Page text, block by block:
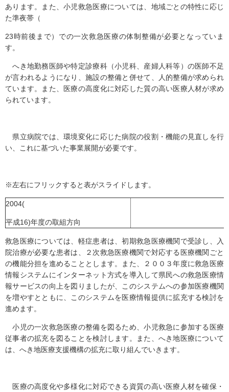
あります。また、小児救急医療については、地域ごとの特性に応じ
た準夜帯（
23時前後まで）での一次救急医療の体制整備が必要となっていま
す。
へき地勤務医師や特定診療科（小児科、産婦人科等）の医師不足
が言われるようになり、施設の整備と併せて、人的整備が求められ
ています。また、医療の高度化に対応した質の高い医療人材が求め
られています。
県立病院では、環境変化に応じた病院の役割・機能の見直しを行
い、これに基づいた事業展開が必要です。
※左右にフリックすると表がスライドします。
2004(
平成16)年度の取組方向
救急医療については、軽症患者は、初期救急医療機関で受診し、入
院治療が必要な患者は、２次救急医療機関で対応する医療機関ごと
の機能分担を進めることとします。また、２００３年度に救急医療
情報システムにインターネット方式を導入して県民への救急医療情
報サービスの向上を図りましたが、このシステムへの参加医療機関
を増やすとともに、このシステムを医療情報提供に拡充する検討を
進めます。
小児の一次救急医療の整備を図るため、小児救急に参加する医療
従事者の拡充を図ることを検討します。また、へき地医療について
は、へき地医療支援機構の拡充に取り組んでいきます。
医療の高度化や多様化に対応できる資質の高い医療人材を確保・